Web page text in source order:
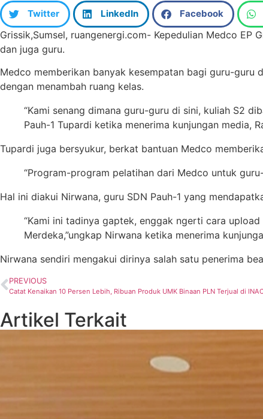
Twitter LinkedIn Facebook
Grissik,Sumsel, ruangenergi.com- Kepedulian Medco
dan juga guru.
Medco memberikan banyak kesempatan bagi guru-guru
dengan menambah ruang kelas.
“Kami senang dimana guru-guru di sini, kuliah S2
Pauh-1 Tupardi ketika menerima kunjungan media,
Tupardi juga bersyukur, berkat bantuan Medco
“Program-program pelatihan dari Medco untuk
Hal ini diakui Nirwana, guru SDN Pauh-1 yang
“Kami ini tadinya gaptek, enggak ngerti cara
Merdeka,”ungkap Nirwana ketika menerima
Nirwana sendiri mengakui dirinya salah satu penerima
PREVIOUS
Catat Kenaikan 10 Persen Lebih, Ribuan Produk UMK Binaan PLN Terjual di
Artikel Terkait